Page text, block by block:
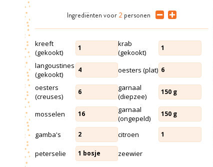
Ingrediënten voor 2 personen
kreeft
(gekookt)
1
krab
(gekookt)
1
langoustines
(gekookt)
4 oesters (plat) 6
oesters
(creuses)
6
garnaal
(diepzee)
150 g
mosselen 16
garnaal
(ongepeld)
150 g
gamba's 2 citroen 1
peterselie 1 bosje zeewier